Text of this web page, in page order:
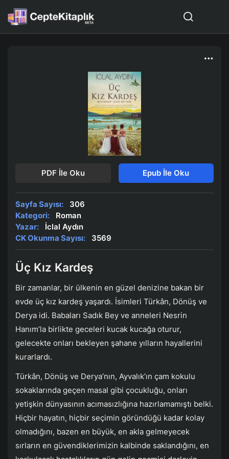
PDF İle Oku Epub İle Oku
Sayfa Sayısı:
306
Kategori:
Roman
Yazar:
İclal Aydın
CK Okunma Sayısı:
3569
Üç Kız Kardeş
Bir zamanlar, bir ülkenin en güzel denizine bakan bir
evde üç kız kardeş yaşardı. İsimleri Türkân, Dönüş ve
Derya idi. Babaları Sadık Bey ve anneleri Nesrin
Hanım’la birlikte geceleri kucak kucağa oturur,
gelecekte onları bekleyen şahane yılların hayallerini
kurarlardı.
Türkân, Dönüş ve Derya’nın, Ayvalık’ın çam kokulu
sokaklarında geçen masal gibi çocukluğu, onları
yetişkin dünyasının acımasızlığına hazırlamamıştı belki.
Hiçbir hayatın, hiçbir seçimin göründüğü kadar kolay
olmadığını, bazen en büyük, en akla gelmeyecek
sırların en güvendiklerimizin kalbinde saklandığını, en